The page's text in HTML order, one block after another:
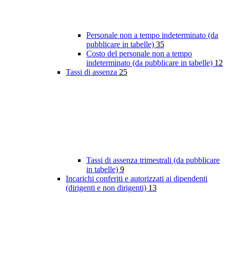
Personale non a tempo indeterminato (da
pubblicare in tabelle) 35
Costo del personale non a tempo
indeterminato (da pubblicare in tabelle) 12
Tassi di assenza 25
Tassi di assenza trimestrali (da pubblicare
in tabelle) 9
Incarichi conferiti e autorizzati ai dipendenti
(dirigenti e non dirigenti) 13